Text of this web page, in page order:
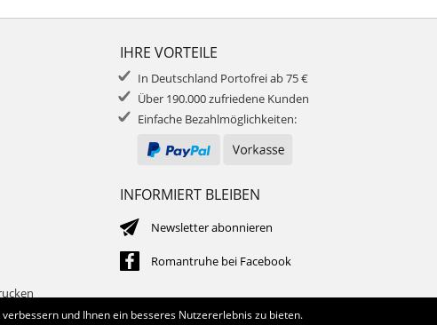
IHRE VORTEILE
In Deutschland Portofrei ab 75 €
Über 190.000 zufriedene Kunden
Einfache Bezahlmöglichkeiten:
INFORMIERT BLEIBEN
Newsletter abonnieren
Romantruhe bei Facebook
und Ihnen ein besseres Nutzererlebnis zu bieten.